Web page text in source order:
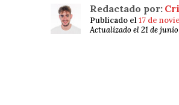
Redactado por:
Publicado el17 de
Actualizado el 21 de junio